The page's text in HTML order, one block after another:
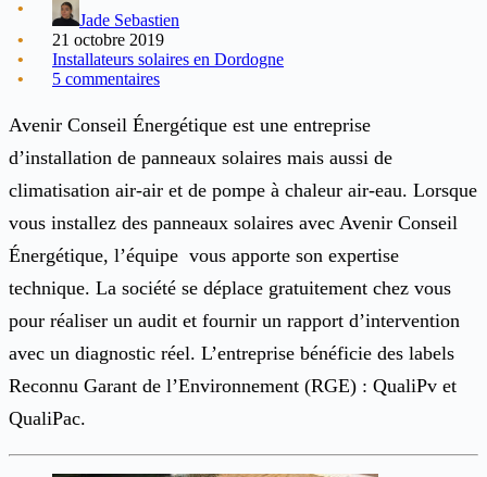
Jade Sebastien
21 octobre 2019
Installateurs solaires en Dordogne
5 commentaires
Avenir Conseil Énergétique est une entreprise
d’installation de panneaux solaires mais aussi de
climatisation air-air et de pompe à chaleur air-eau. Lorsque
vous installez des panneaux solaires avec Avenir Conseil
Énergétique, l’équipe vous apporte son expertise
technique. La société se déplace gratuitement chez vous
pour réaliser un audit et fournir un rapport d’intervention
avec un diagnostic réel. L’entreprise bénéficie des labels
Reconnu Garant de l’Environnement (RGE) : QualiPv et
QualiPac.